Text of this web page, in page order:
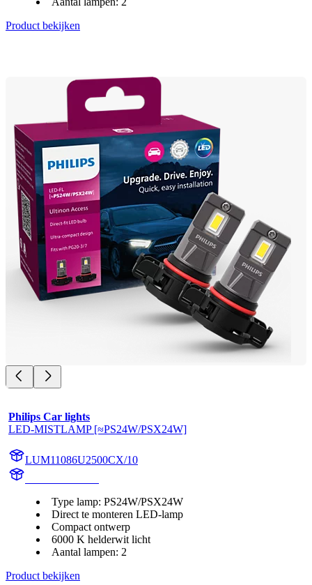
Product bekijken
Philips Car lights
LED-MISTLAMP [≈PS24W/PSX24W]
LUM11086U2500CX/10
Type lamp: PS24W/PSX24W
Direct te monteren LED-lamp
Compact ontwerp
6000 K helderwit licht
Aantal lampen: 2
Product bekijken